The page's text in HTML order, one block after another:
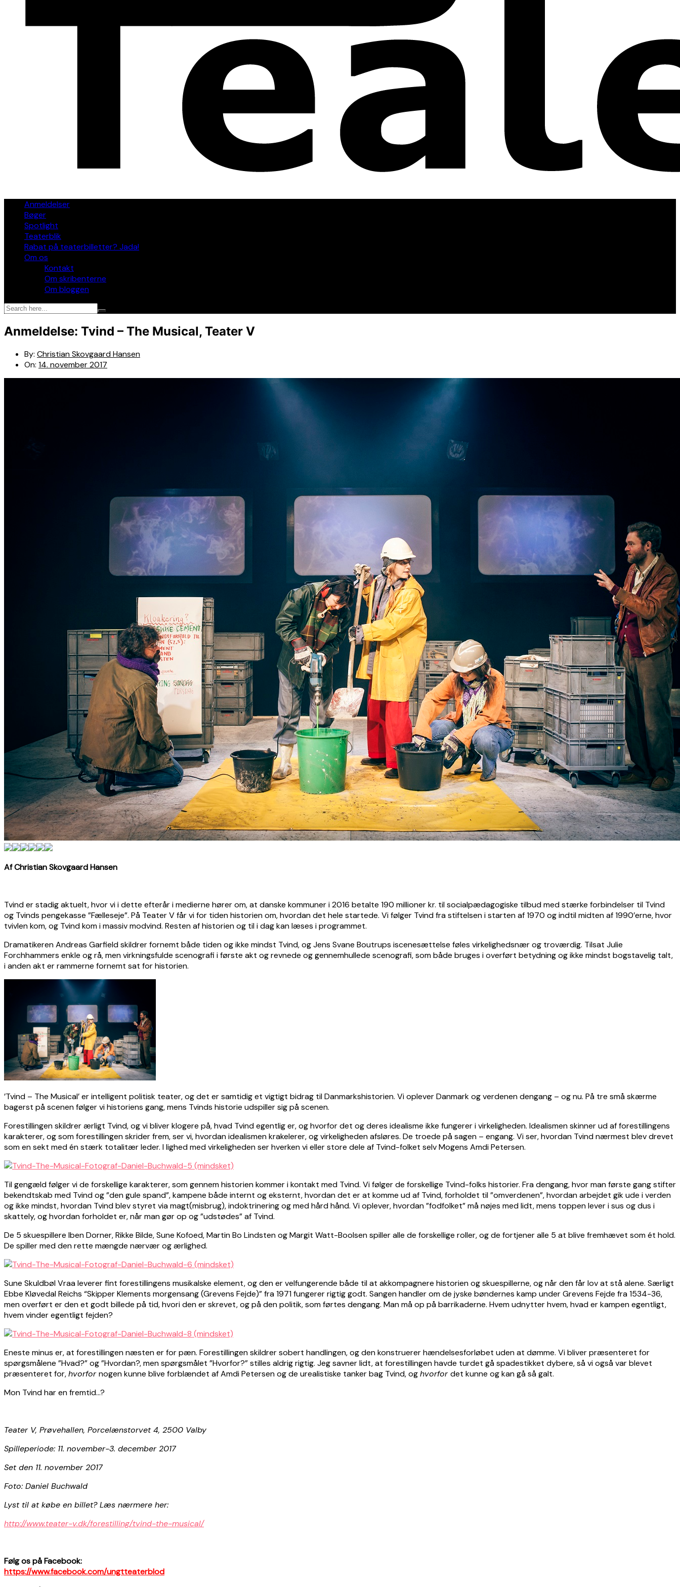
Anmeldelser
Bøger
Spotlight
Teaterblik
Rabat på teaterbilletter? Jada!
Om os
Kontakt
Om skribenterne
Om bloggen
Anmeldelse: Tvind – The Musical, Teater V
By: Christian Skovgaard Hansen
On: 14. november 2017
Af Christian Skovgaard Hansen
Tvind er stadig aktuelt, hvor vi i dette efterår i medierne hører om, at danske kommuner i 2016 betalte 190 millioner kr. til socialpædagogiske tilbud med stærke forbindelser til Tvind
og Tvinds pengekasse ”Fælleseje”. På Teater V får vi for tiden historien om, hvordan det hele startede. Vi følger Tvind fra stiftelsen i starten af 1970 og indtil midten af 1990’erne, hvor
tvivlen kom, og Tvind kom i massiv modvind. Resten af historien og til i dag kan læses i programmet.
Dramatikeren Andreas Garfield skildrer fornemt både tiden og ikke mindst Tvind, og Jens Svane Boutrups iscenesættelse føles virkelighedsnær og troværdig. Tilsat Julie
Forchhammers enkle og rå, men virkningsfulde scenografi i første akt og revnede og gennemhullede scenografi, som både bruges i overført betydning og ikke mindst bogstavelig talt,
i anden akt er rammerne fornemt sat for historien.
’Tvind – The Musical’ er intelligent politisk teater, og det er samtidig et vigtigt bidrag til Danmarkshistorien. Vi oplever Danmark og verdenen dengang – og nu. På tre små skærme
bagerst på scenen følger vi historiens gang, mens Tvinds historie udspiller sig på scenen.
Forestillingen skildrer ærligt Tvind, og vi bliver klogere på, hvad Tvind egentlig er, og hvorfor det og deres idealisme ikke fungerer i virkeligheden. Idealismen skinner ud af forestillingens
karakterer, og som forestillingen skrider frem, ser vi, hvordan idealismen krakelerer, og virkeligheden afsløres. De troede på sagen – engang. Vi ser, hvordan Tvind nærmest blev drevet
som en sekt med én stærk totalitær leder. I lighed med virkeligheden ser hverken vi eller store dele af Tvind-folket selv Mogens Amdi Petersen.
Til gengæld følger vi de forskellige karakterer, som gennem historien kommer i kontakt med Tvind. Vi følger de forskellige Tvind-folks historier. Fra dengang, hvor man første gang stifter
bekendtskab med Tvind og ”den gule spand”, kampene både internt og eksternt, hvordan det er at komme ud af Tvind, forholdet til ”omverdenen”, hvordan arbejdet gik ude i verden
og ikke mindst, hvordan Tvind blev styret via magt(misbrug), indoktrinering og med hård hånd. Vi oplever, hvordan ”fodfolket” må nøjes med lidt, mens toppen lever i sus og dus i
skattely, og hvordan forholdet er, når man gør op og ”udstødes” af Tvind.
De 5 skuespillere Iben Dorner, Rikke Bilde, Sune Kofoed, Martin Bo Lindsten og Margit Watt-Boolsen spiller alle de forskellige roller, og de fortjener alle 5 at blive fremhævet som ét hold.
De spiller med den rette mængde nærvær og ærlighed.
Sune Skuldbøl Vraa leverer fint forestillingens musikalske element, og den er velfungerende både til at akkompagnere historien og skuespillerne, og når den får lov at stå alene. Særligt
Ebbe Kløvedal Reichs “Skipper Klements morgensang (Grevens Fejde)” fra 1971 fungerer rigtig godt. Sangen handler om de jyske bøndernes kamp under Grevens Fejde fra 1534-36,
men overført er den et godt billede på tid, hvori den er skrevet, og på den politik, som førtes dengang. Man må op på barrikaderne. Hvem udnytter hvem, hvad er kampen egentligt,
hvem vinder egentligt fejden?
Eneste minus er, at forestillingen næsten er for pæn. Forestillingen skildrer sobert handlingen, og den konstruerer hændelsesforløbet uden at dømme. Vi bliver præsenteret for
spørgsmålene ”Hvad?” og ”Hvordan?, men spørgsmålet ”Hvorfor?” stilles aldrig rigtig. Jeg savner lidt, at forestillingen havde turdet gå spadestikket dybere, så vi også var blevet
præsenteret for,hvorfornogen kunne blive forblændet af Amdi Petersen og de urealistiske tanker bag Tvind, oghvorfordet kunne og kan gå så galt.
Mon Tvind har en fremtid…?
Teater V, Prøvehallen, Porcelænstorvet 4, 2500 Valby
Spilleperiode: 11. november-3. december 2017
Set den 11. november 2017
Foto: Daniel Buchwald
Lyst til at købe en billet? Læs nærmere her:
http://www.teater-v.dk/forestilling/tvind-the-musical/
Følg os på Facebook:
https://www.facebook.com/ungtteaterblod